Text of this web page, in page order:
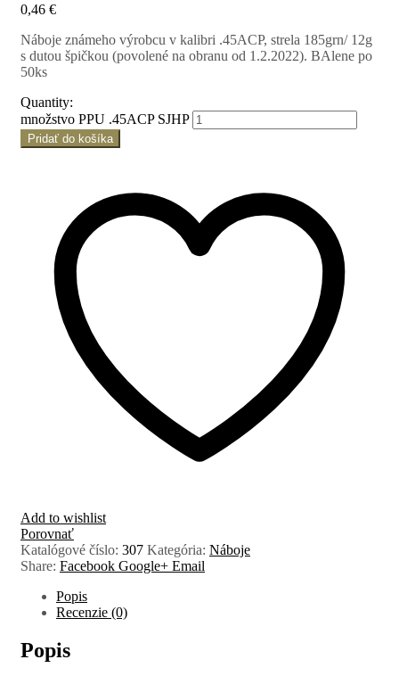
0,46 €
Náboje známeho výrobcu v kalibri .45ACP, strela 185grn/ 12g
s dutou špičkou (povolené na obranu od 1.2.2022). BAlene po
50ks
Quantity:
množstvo PPU .45ACP SJHP
Pridať do košíka
Add to wishlist
Porovnať
Katalógové číslo: 307 Kategória: Náboje
Share: Facebook Google+ Email
Popis
Recenzie (0)
Popis